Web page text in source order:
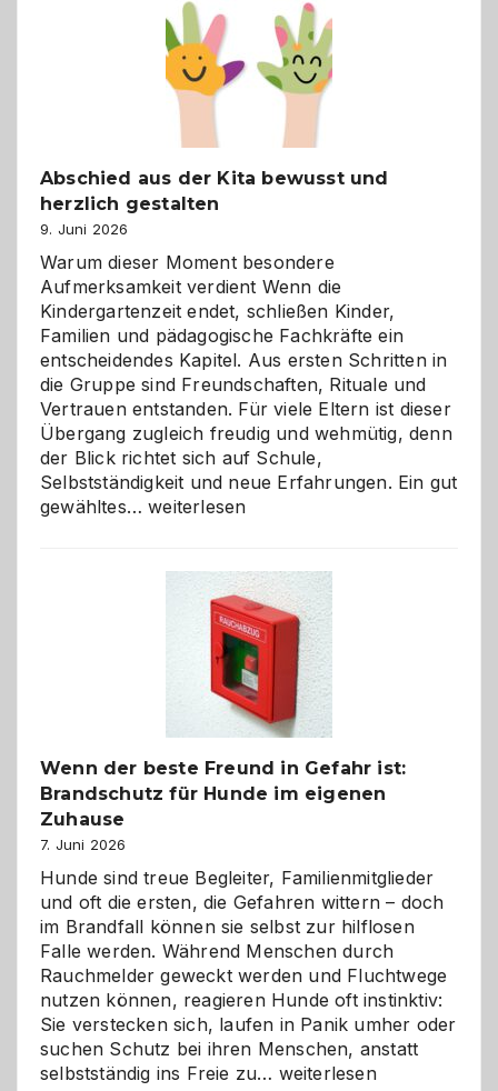
besser
verstehen
Abschied aus der Kita bewusst und
herzlich gestalten
9. Juni 2026
Warum dieser Moment besondere
Aufmerksamkeit verdient Wenn die
Kindergartenzeit endet, schließen Kinder,
Familien und pädagogische Fachkräfte ein
entscheidendes Kapitel. Aus ersten Schritten in
die Gruppe sind Freundschaften, Rituale und
Vertrauen entstanden. Für viele Eltern ist dieser
Übergang zugleich freudig und wehmütig, denn
der Blick richtet sich auf Schule,
Selbstständigkeit und neue Erfahrungen. Ein gut
gewähltes…Abschied
bewusst
herzlich
gestalten
weiterlesen
Wenn der beste Freund in Gefahr ist:
Brandschutz für Hunde im eigenen
Zuhause
7. Juni 2026
Hunde sind treue Begleiter, Familienmitglieder
und oft die ersten, die Gefahren wittern – doch
im Brandfall können sie selbst zur hilflosen
Falle werden. Während Menschen durch
Rauchmelder geweckt werden und Fluchtwege
nutzen können, reagieren Hunde oft instinktiv:
Sie verstecken sich, laufen in Panik umher oder
suchen Schutz bei ihren Menschen, anstatt
selbstständig ins Freie zu… Wenn
weiterlesen